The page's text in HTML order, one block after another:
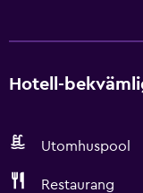
Hotell-
Utomhuspool
Restaurang